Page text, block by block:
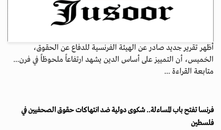
أظهر تقرير جديد صادر عن الهيئة الفرنسية للدفاع عن الحقوق،
الخميس، أن التمييز على أساس الدين يشهد ارتفاعاً ملحوظاً في فرن...
متابعة القراءة ...
فرنسا تفتح باب المساءلة.. شكوى دولية ضد انتهاكات حقوق الصحفيين في
فلسطين